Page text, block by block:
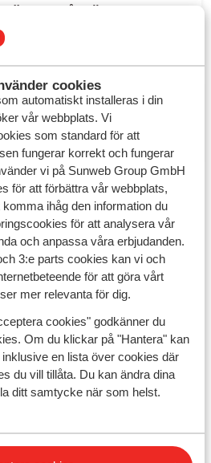
cookies
automatiskt installeras i din
vår webbplats. Vi
som standard för att
fungerar korrekt och fungerar
vi på Sunweb Group GmbH
för att förbättra vår webbplats,
ihåg den information du
för att analysera vår
och anpassa våra erbjudanden.
3:e parts cookies kan vi och
för att göra vårt
mer relevanta för dig.
cookies" godkänner du
Om du klickar på "Hantera" kan
en lista över cookies där
du vill tillåta. Du kan ändra dina
ditt samtycke när som helst.
Hög-och lågsäsong
Läs om vad du kan förvanta
dig om du reser i eller
Utflykter
Information för dig som vill
delta i våra utflykter.